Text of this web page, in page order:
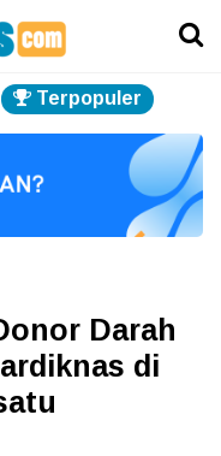
Terpopuler
Darah
di